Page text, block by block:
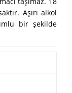
Aşırı alkol
bir şekilde